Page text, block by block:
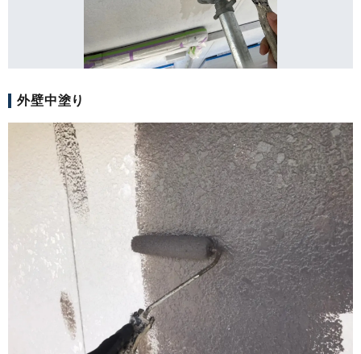
外壁中塗り